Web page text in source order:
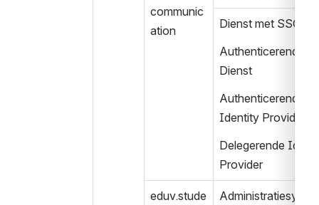
communic
ation
Dienst met SSO
Authenticerende
Dienst
Authenticerende
Identity Provider
Delegerende
Provider
eduv.stude